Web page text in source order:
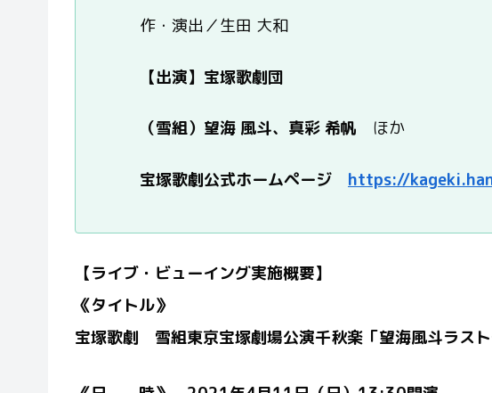
作・演出／生田 大和
【出演】 宝塚歌劇団
（雪組）望海 風斗、真彩 希帆 ほか
宝塚歌劇公式ホームページ https://
【ライブ・ビューイング実施概要】
《タイトル》
宝塚歌劇 雪組東京宝塚劇場公演千秋楽「望海風斗ラス